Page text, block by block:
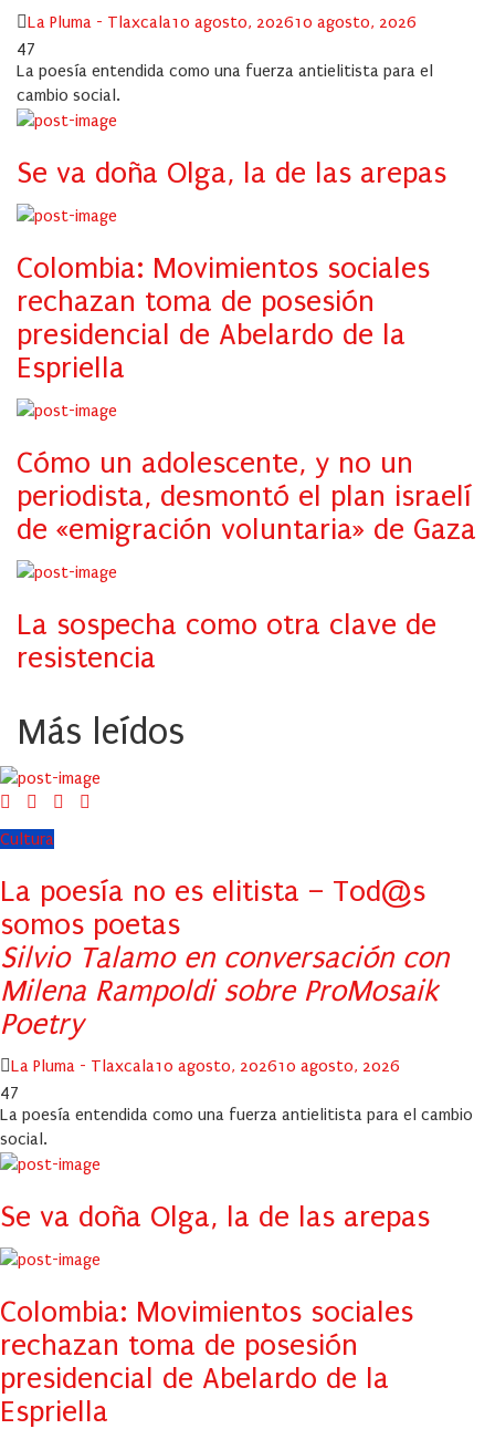
Author
La Pluma - TlaxcalaPosted
10 agosto, 202610 agosto, 2026
47
La poesía entendida como una fuerza antielitista para el
cambio social.
Se va doña Olga, la de las arepas
Colombia: Movimientos sociales
rechazan toma de posesión
presidencial de Abelardo de la
Espriella
Cómo un adolescente, y no un
periodista, desmontó el plan israelí
de «emigración voluntaria» de Gaza
La sospecha como otra clave de
resistencia
Más leídos
Cultura
La poesía no es elitista – Tod@s
somos poetas
Silvio Talamo en conversación con
Milena Rampoldi sobre ProMosaik
Poetry
Author
La Pluma - TlaxcalaPosted
10 agosto, 202610 agosto, 2026
47
La poesía entendida como una fuerza antielitista para el cambio
social.
Se va doña Olga, la de las arepas
Colombia: Movimientos sociales
rechazan toma de posesión
presidencial de Abelardo de la
Espriella